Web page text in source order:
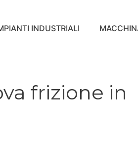
INDUSTRIALI
frizione in